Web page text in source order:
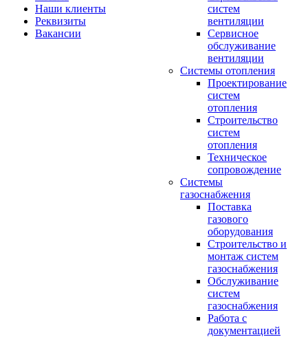
Наши клиенты
Реквизиты
Вакансии
систем
вентиляции
Сервисное
обслуживание
вентиляции
Системы отопления
Проектирование
систем
отопления
Строительство
систем
отопления
Техническое
сопровождение
Системы
газоснабжения
Поставка
газового
оборудования
Строительство и
монтаж систем
газоснабжения
Обслуживание
систем
газоснабжения
Работа с
документацией